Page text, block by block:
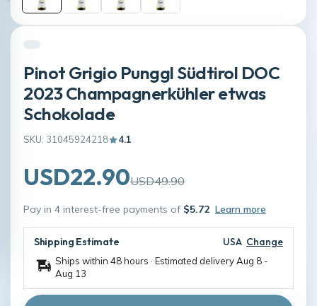
Pinot Grigio Punggl Südtirol DOC
2023 Champagnerkühler etwas
Schokolade
SKU: 31045924218 4.1
USD22.90USD49.90
Pay in 4 interest-free payments of $5.72 Learn more
Shipping Estimate USA Change
Ships within 48 hours · Estimated deliveryAug 8 -
Aug 13